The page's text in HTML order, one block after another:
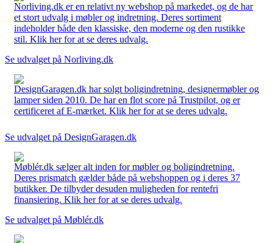
Norliving.dk er en relativt ny webshop på markedet, og de har
et stort udvalg i møbler og indretning. Deres sortiment
indeholder både den klassiske, den moderne og den rustikke
stil. Klik her for at se deres udvalg.
Se udvalget på Norliving.dk
DesignGaragen.dk har solgt boligindretning, designermøbler og
lamper siden 2010. De har en flot score på Trustpilot, og er
certificeret af E-mærket. Klik her for at se deres udvalg.
Se udvalget på DesignGaragen.dk
Møblér.dk sælger alt inden for møbler og boligindretning.
Deres prismatch gælder både på webshoppen og i deres 37
butikker. De tilbyder desuden muligheden for rentefri
finansiering. Klik her for at se deres udvalg.
Se udvalget på Møblér.dk